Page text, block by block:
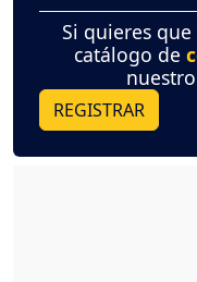
Si quieres que
catálogo de
REGISTRAR